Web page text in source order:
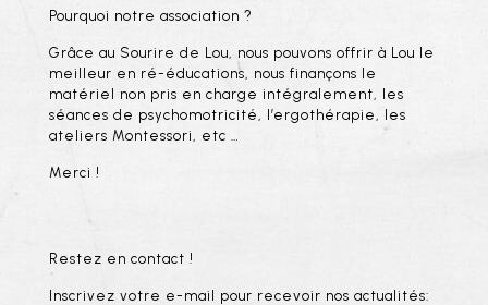
Pourquoi notre association ?
Grâce au Sourire de Lou, nous pouvons offrir à Lou le
meilleur en ré-éducations, nous finançons le
matériel non pris en charge intégralement, les
séances de psychomotricité, l’ergothérapie, les
ateliers Montessori, etc …
Merci !
Restez en contact !
Inscrivez votre e-mail pour recevoir nos actualités: